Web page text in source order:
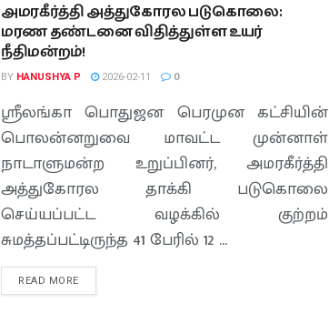
அமரகீர்த்தி அத்துகோரல படுகொலை:
மரண தண்டனை விதித்துள்ள உயர்
நீதிமன்றம்!
BY HANUSHYA P 2026-02-11 0
ஸ்ரீலங்கா பொதுஜன பெரமுன கட்சியின்
பொலன்னறுவை மாவட்ட முன்னாள்
நாடாளுமன்ற உறுப்பினர், அமரகீர்த்தி
அத்துகோரல தாக்கி படுகொலை
செய்யப்பட்ட வழக்கில் குற்றம்
சுமத்தப்பட்டிருந்த 41 பேரில் 12 ...
READ MORE